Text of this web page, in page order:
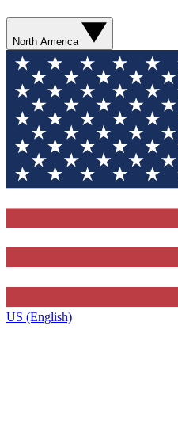
North America
US (English)